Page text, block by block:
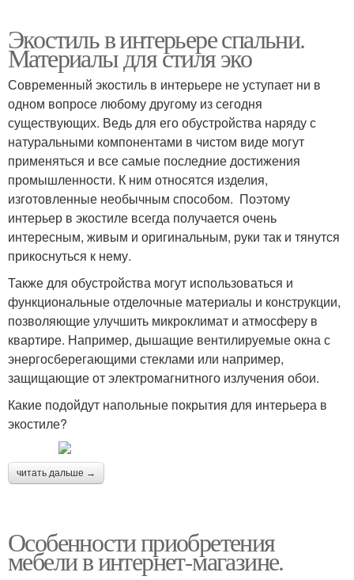
Экостиль в интерьере спальни.
Материалы для стиля эко
Современный экостиль в интерьере не уступает ни в
одном вопросе любому другому из сегодня
существующих. Ведь для его обустройства наряду с
натуральными компонентами в чистом виде могут
применяться и все самые последние достижения
промышленности. К ним относятся изделия,
изготовленные необычным способом. Поэтому
интерьер в экостиле всегда получается очень
интересным, живым и оригинальным, руки так и тянутся
прикоснуться к нему.
Также для обустройства могут использоваться и
функциональные отделочные материалы и конструкции,
позволяющие улучшить микроклимат и атмосферу в
квартире. Например, дышащие вентилируемые окна с
энергосберегающими стеклами или например,
защищающие от электромагнитного излучения обои.
Какие подойдут напольные покрытия для интерьера в
экостиле?
читать дальше →
Особенности приобретения
мебели в интернет-магазине.